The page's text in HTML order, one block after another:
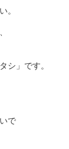
。
シ」です。
で